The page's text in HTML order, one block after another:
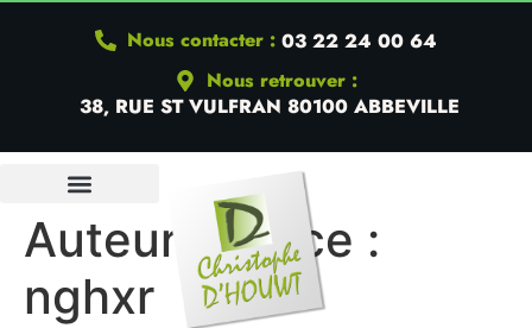
Nous contacter : 03 22 24 00 64
Nous retrouver :
38, RUE ST VULFRAN 80100 ABBEVILLE
Auteur/autrice :
nghxr